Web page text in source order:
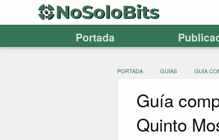
Portada
PORTADA GUÍAS GUÍA
Guía
Quinto